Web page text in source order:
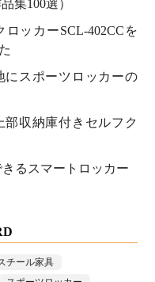
集100選）
ロッカーSCL-402CCを
にスポーツロッカーの
部収納庫付きセルフク
きるスマートロッカー
チール家具